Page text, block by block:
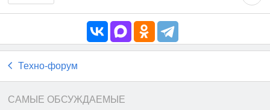
Техно-форум
САМЫЕ ОБСУЖДАЕМЫЕ